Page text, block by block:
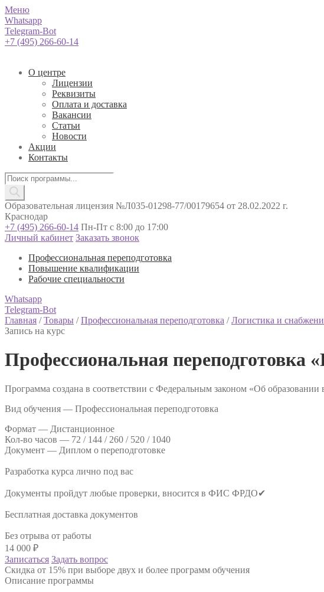
Меню
Whatsapp
Telegram-Bot
+7 (495) 266-60-14
О центре
Лицензии
Реквизиты
Оплата и доставка
Вакансии
Статьи
Новости
Акции
Контакты
Поиск
товаров
Образовательная лицензия №Л035-01298-77/00179654 от 28.02.2022 г.
Краснодар
+7 (495) 266-60-14 Пн-Пт с 8:00 до 17:00
Личный кабинет Заказать звонок
Профессиональная переподготовка
Повышение квалификации
Рабочие специальности
Whatsapp
Telegram-Bot
Главная /Товары /Профессиональная переподготовка /Логистика и
Запись на курс
Профессиональная переподготовка
Программа создана в соответствии с Федеральным законом «Об
Вид обучения — Профессиональная переподготовка
Формат — Дистанционное
Кол-во часов — 72 / 144 / 260 / 520 / 1040
Документ — Диплом о переподготовке
Разработка курса лично под вас
Документы пройдут любые проверки, вносится в ФИС ФРДО✔
Бесплатная доставка документов
Без отрыва от работы
14 000 ₽
Записаться Задать вопрос
Скидка от 15% при выборе двух и более программ обучения
Описание программы